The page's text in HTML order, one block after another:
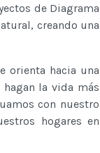
de Diagrama
creando una
orienta hacia una
la vida más
con nuestro
hogares en